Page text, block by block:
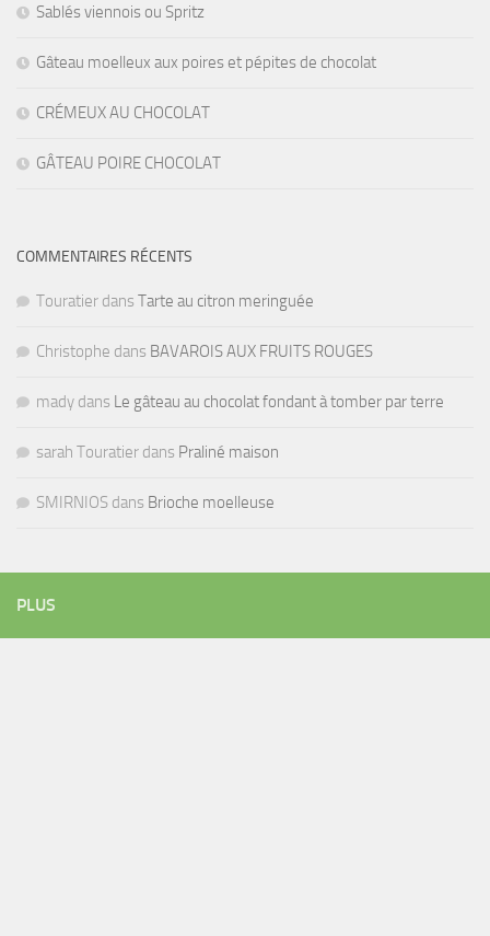
Sablés viennois ou Spritz
Gâteau moelleux aux poires et pépites de chocolat
CRÉMEUX AU CHOCOLAT
GÂTEAU POIRE CHOCOLAT
COMMENTAIRES RÉCENTS
Touratier dans Tarte au citron meringuée
Christophe dans BAVAROIS AUX FRUITS ROUGES
mady dans Le gâteau au chocolat fondant à tomber par terre
sarah Touratier dans Praliné maison
SMIRNIOS dans Brioche moelleuse
PLUS